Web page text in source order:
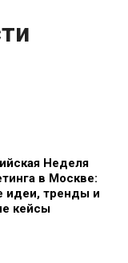
Неделя
в Москве:
идеи, тренды и
кейсы